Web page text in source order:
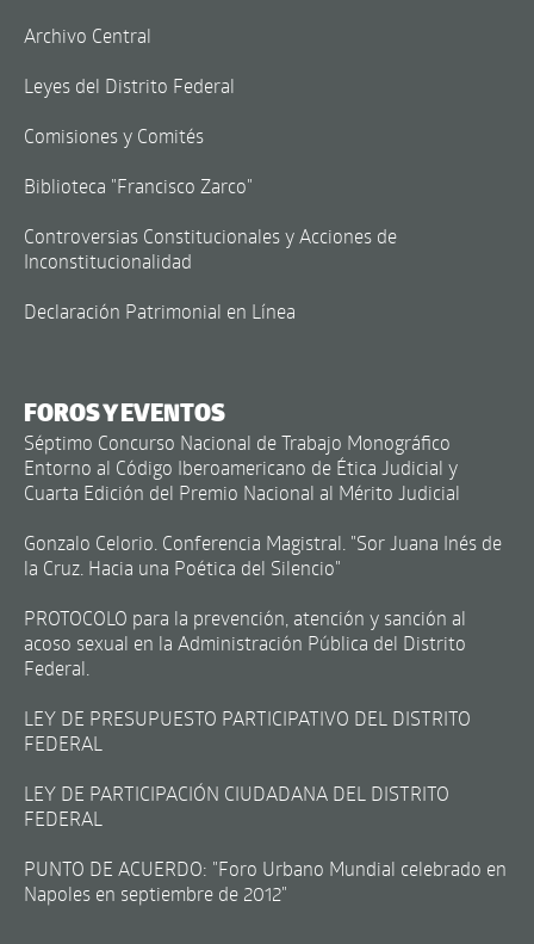
Archivo Central
Leyes del Distrito Federal
Comisiones y Comités
Biblioteca "Francisco Zarco"
Controversias Constitucionales y Acciones de
Inconstitucionalidad
Declaración Patrimonial en Línea
FOROS Y EVENTOS
Séptimo Concurso Nacional de Trabajo Monográfico
Entorno al Código Iberoamericano de Ética Judicial y
Cuarta Edición del Premio Nacional al Mérito Judicial
Gonzalo Celorio. Conferencia Magistral. "Sor Juana Inés de
la Cruz. Hacia una Poética del Silencio"
PROTOCOLO para la prevención, atención y sanción al
acoso sexual en la Administración Pública del Distrito
Federal.
LEY DE PRESUPUESTO PARTICIPATIVO DEL DISTRITO
FEDERAL
LEY DE PARTICIPACIÓN CIUDADANA DEL DISTRITO
FEDERAL
PUNTO DE ACUERDO: "Foro Urbano Mundial celebrado en
Napoles en septiembre de 2012"